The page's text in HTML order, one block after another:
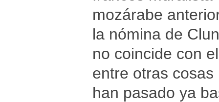
mozárabe
la nómina de
no coincide con
entre otras
han pasado ya